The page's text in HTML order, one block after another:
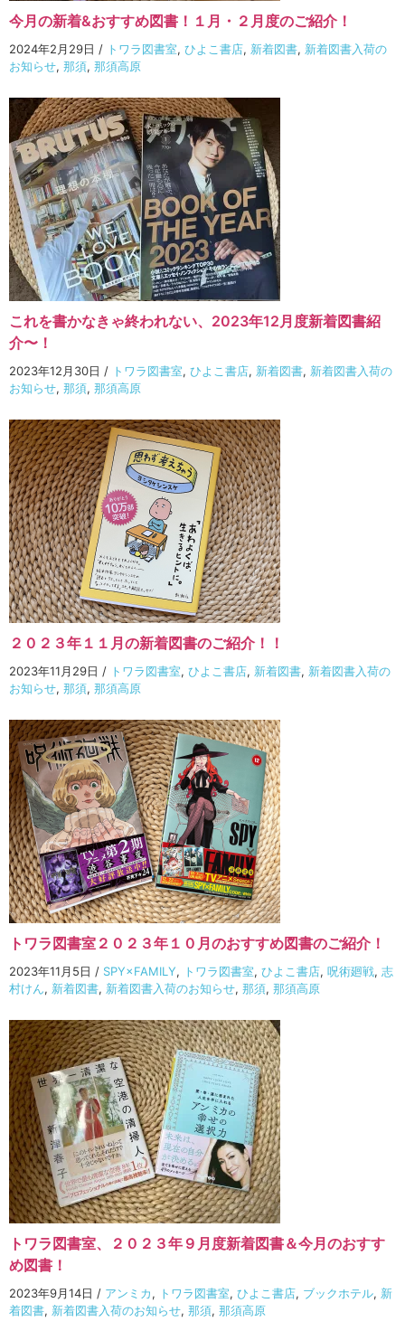
今月の新着&おすすめ図書！１月・２月度のご紹介！
2024年2月29日 / トワラ図書室, ひよこ書店, 新着図書, 新着図書入荷の
お知らせ, 那須, 那須高原
これを書かなきゃ終われない、2023年12月度新着図書紹
介〜！
2023年12月30日 / トワラ図書室, ひよこ書店, 新着図書, 新着図書入荷の
お知らせ, 那須, 那須高原
２０２３年１１月の新着図書のご紹介！！
2023年11月29日 / トワラ図書室, ひよこ書店, 新着図書, 新着図書入荷の
お知らせ, 那須, 那須高原
トワラ図書室２０２３年１０月のおすすめ図書のご紹介！
2023年11月5日 / SPY×FAMILY, トワラ図書室, ひよこ書店, 呪術廻戦, 志
村けん, 新着図書, 新着図書入荷のお知らせ, 那須, 那須高原
トワラ図書室、２０２３年９月度新着図書＆今月のおすす
め図書！
2023年9月14日 / アンミカ, トワラ図書室, ひよこ書店, ブックホテル, 新
着図書, 新着図書入荷のお知らせ, 那須, 那須高原